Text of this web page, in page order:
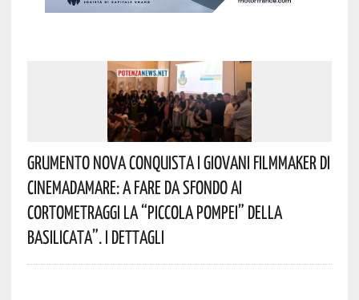
Grumento Nova Conquista I Giovani Filmmaker Di
Cinemadamare: A Fare Da Sfondo Ai
Cortometraggi La “Piccola Pompei” Della
Basilicata”. I Dettagli